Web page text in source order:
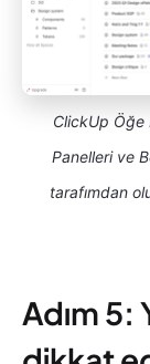
ClickUp Öğe
Panelleri ve
tarafımdan
Adım 5: